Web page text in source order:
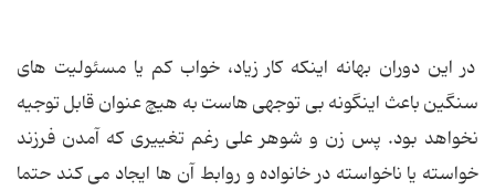
در این دوران بهانه اینکه کار زیاد، خواب کم یا مسئولیت های
سنگین باعث اینگونه بی توجهی هاست به هیچ عنوان قابل توجیه
نخواهد بود. پس زن و شوهر علی رغم تغییری که آمدن فرزند
خواسته یا ناخواسته در خانواده و روابط آن ها ایجاد می کند حتما